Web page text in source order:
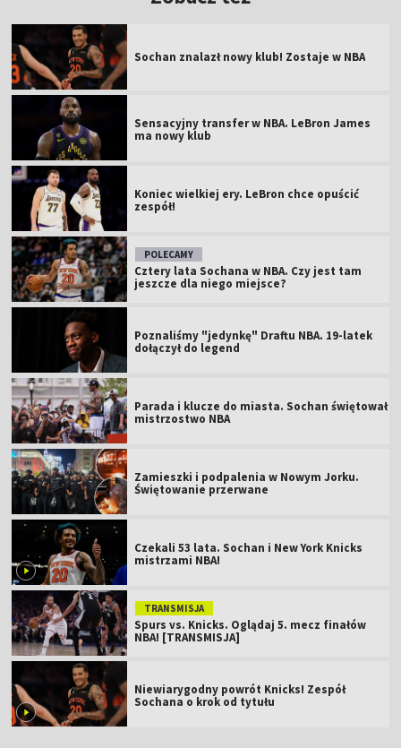
Sochan znalazł nowy klub! Zostaje w NBA
Sensacyjny transfer w NBA. LeBron James
ma nowy klub
Koniec wielkiej ery. LeBron chce opuścić
zespół!
POLECAMY
Cztery lata Sochana w NBA. Czy jest tam
jeszcze dla niego miejsce?
Poznaliśmy "jedynkę" Draftu NBA. 19-latek
dołączył do legend
Parada i klucze do miasta. Sochan świętował
mistrzostwo NBA
Zamieszki i podpalenia w Nowym Jorku.
Świętowanie przerwane
Czekali 53 lata. Sochan i New York Knicks
mistrzami NBA!
TRANSMISJA
Spurs vs. Knicks. Oglądaj 5. mecz finałów
NBA! [TRANSMISJA]
Niewiarygodny powrót Knicks! Zespół
Sochana o krok od tytułu